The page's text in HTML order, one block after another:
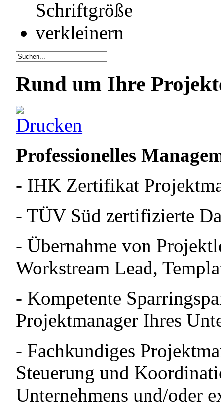
Rund um Ihre
Professionelles
- IHK Zertifikat
- TÜV Süd zertifizierte
- Übernahme von
Workstream Lead,
- Kompetente
Projektmanager Ihres
- Fachkundiges
Steuerung und
Unternehmens und/oder